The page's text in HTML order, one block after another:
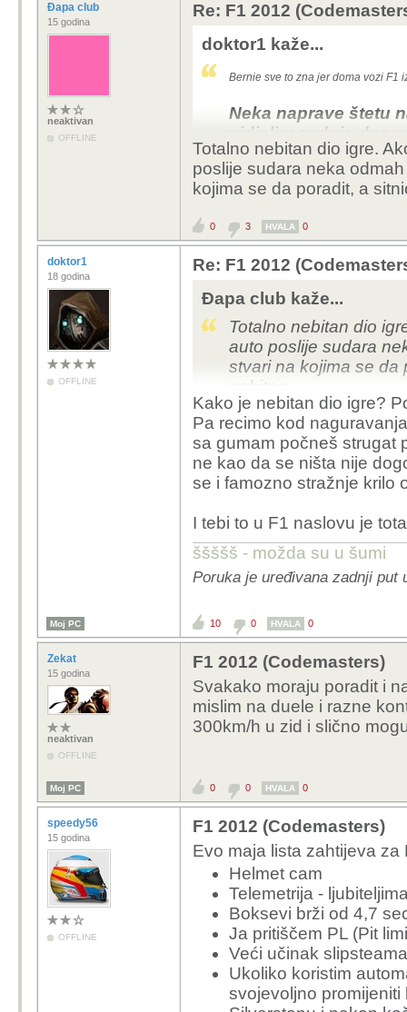
Đapa club
15 godina
neaktivan
OFFLINE
Re: F1 2012
doktor1 kaže...
Bernie sve to zna jer doma vozi F1
Neka naprave štetu
vidjeli u zadnja dva
ne dozvoljava.
Jer ako uzmemo
situacija da mi u
GFWL itd bit će u
Totalno nebitan dio igre.
poslije sudara neka
kojima se da poradit, a
0 3 HVALA 0
doktor1
18 godina
OFFLINE
Re: F1 2012
Đapa club kaže...
Totalno nebitan dio
auto poslije sudara
stvari na kojima se da
nebitne.
Kako je nebitan dio igre?
Pa recimo kod
sa gumam počneš strugat
ne kao da se ništa nije
se i famozno stražnje krilo
I tebi to u F1 naslovu je
ššššš - možda su u šumi
Poruka je uređivana zadnji put
Moj PC 10 0 HVALA 0
Zekat
15 godina
neaktivan
OFFLINE
F1 2012 (Codemasters)
Svakako moraju poradit i
mislim na duele i razne
300km/h u zid i slično
Moj PC 0 0 HVALA 0
speedy56
15 godina
OFFLINE
F1 2012 (Codemasters)
Evo maja lista zahtijeva za
Helmet cam
Telemetrija -
Boksevi brži od 4,7
Ja pritiščem PL (Pit
Veći učinak slipsteama
Ukoliko koristim
svojevoljno